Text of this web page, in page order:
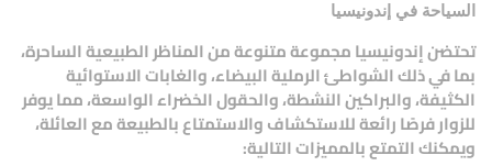
السياحة في إندونيسيا
تحتضن إندونيسيا مجموعة متنوعة من المناظر الطبيعية الساحرة،
بما في ذلك الشواطئ الرملية البيضاء، والغابات الاستوائية
الكثيفة، والبراكين النشطة، والحقول الخضراء الواسعة، مما يوفر
للزوار فرصًا رائعة للاستكشاف والاستمتاع بالطبيعة مع العائلة،
ويمكنك التمتع بالمميزات التالية: